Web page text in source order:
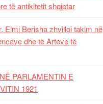
të antikitetit shqiptar
Elmi Berisha zhvilloi takim në
dhe të Arteve të
PARLAMENTIN E
1921